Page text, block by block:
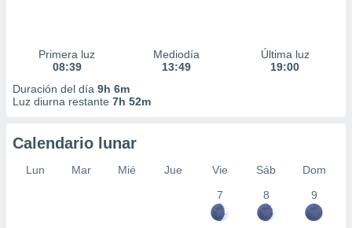
Primera luz
08:39
Mediodía
13:49
Última luz
19:00
Duración del día 9h 6m
Luz diurna restante 7h 52m
Calendario lunar
Lun Mar Mié Jue Vie Sáb
Dom
7
8 9